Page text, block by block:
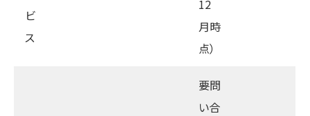
ビ
ス
12
月時
点）
要問
い合